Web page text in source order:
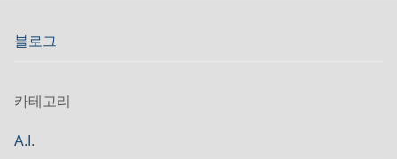
블로그
카테고리
A.I.